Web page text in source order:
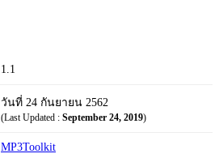
1.1
วันที่ 24 กันยายน 2562
(Last Updated : September 24, 2019)
MP3Toolkit